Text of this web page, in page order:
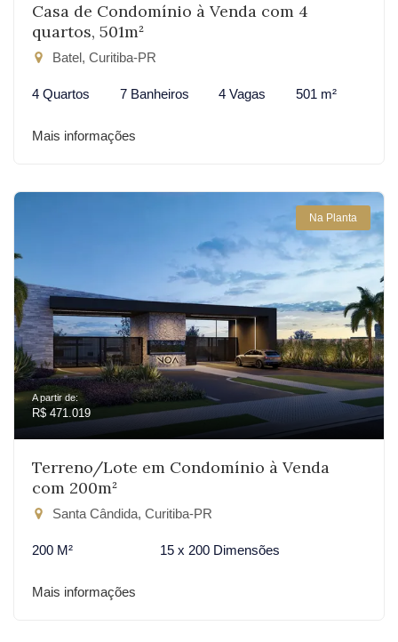
Casa de Condomínio à Venda com 4
quartos, 501m²
Batel, Curitiba-PR
4 Quartos 7 Banheiros 4 Vagas 501 m²
Mais informações
Na Planta
A partir de:
R$ 471.019
Terreno/Lote em Condomínio à Venda
com 200m²
Santa Cândida, Curitiba-PR
200 M² 15 x 200 Dimensões
Mais informações